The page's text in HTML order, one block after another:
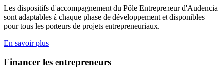
Les dispositifs d’accompagnement du Pôle Entrepreneur d'Audencia
sont adaptables à chaque phase de développement et disponibles
pour tous les porteurs de projets entrepreneuriaux.
En savoir plus
Financer les entrepreneurs